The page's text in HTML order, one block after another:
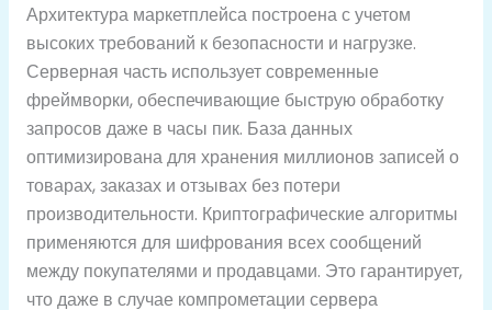
Архитектура маркетплейса построена с учетом
высоких требований к безопасности и нагрузке.
Серверная часть использует современные
фреймворки, обеспечивающие быструю обработку
запросов даже в часы пик. База данных
оптимизирована для хранения миллионов записей о
товарах, заказах и отзывах без потери
производительности. Криптографические алгоритмы
применяются для шифрования всех сообщений
между покупателями и продавцами. Это гарантирует,
что даже в случае компрометации сервера